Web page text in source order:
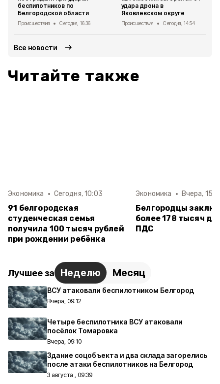
беспилотников по
Белгородской области
Происшествия Сегодня, 16:36
удара дрона в
Яковлевском округе
Происшествия Сегодня, 14:54
Все новости
Читайте также
Экономика Сегодня, 10:03
91 белгородская
студенческая семья
получила 100 тысяч рублей
при рождении ребёнка
Экономика Вчера,
Белгородцы
более 178 тысяч
ПДС
Лучшее за Неделю Месяц
ВСУ атаковали беспилотником Белгород
Вчера, 09:12
Четыре беспилотника ВСУ атаковали
посёлок Томаровка
Вчера, 09:10
Здание соцобъекта и два склада загорелись
после атаки беспилотников на Белгород
3 августа , 09:39